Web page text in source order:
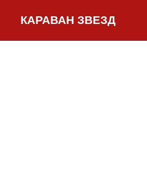
КАРАВАН ЗВЕЗД